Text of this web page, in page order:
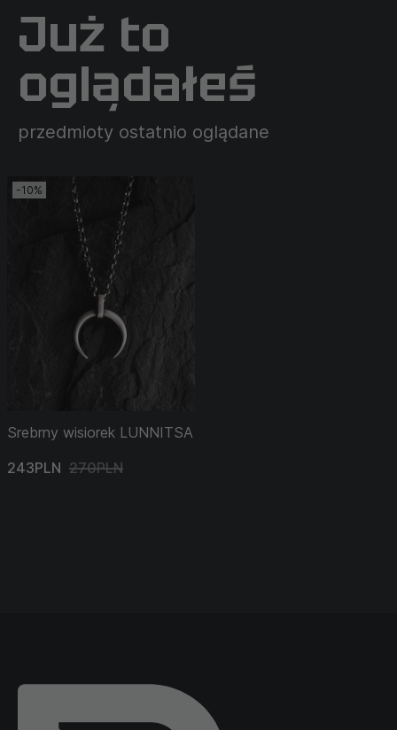
Już to
oglądałeś
przedmioty ostatnio oglądane
-10%
Srebrny wisiorek LUNNITSA
243PLN 270PLN